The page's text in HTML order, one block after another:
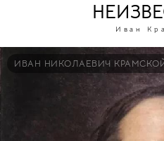
Иван
ИВАН НИКОЛАЕВИЧ